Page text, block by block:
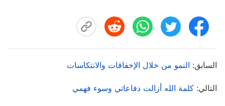
وأفكاري ليست مبتكرة. أنتِ ترين المشكلة بدقة، ما عليك
النواقص، ولا أرى أيضًا المشكلات بدقة دائمًا". لاحقًا،
جاءتني لتتحدث معي عن حالتها. قالت إن لديها شخصية
السابق: النمو من خلال الإخفاقات والانتكاسات
التالي: كلمة الله أزالت دفاعاتي وسوء فهمي